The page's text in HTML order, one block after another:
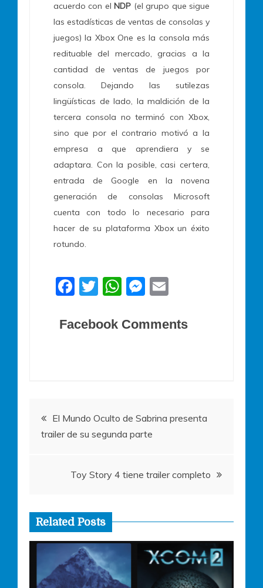
acuerdo con elNDP (el grupo que sigue
las estadísticas de ventas de consolas y
juegos) la Xbox One es la consola más
redituable del mercado, gracias a la
cantidad de ventas de juegos por
consola. Dejando las sutilezas
lingüísticas de lado, la maldición de la
tercera consola no terminó con Xbox,
sino que por el contrario motivó a la
empresa a que aprendiera y se
adaptara. Con la posible, casi certera,
entrada de Google en la novena
generación de consolas Microsoft
cuenta con todo lo necesario para
hacer de su plataforma Xbox un éxito
rotundo.
F
c
k
T
itt
W
at
M
ss ai
Facebook Comments
Navegación
entradas
El Mundo Oculto de Sabrina presenta
trailer de su segunda parte
Toy Story 4 tiene trailer completo
Related Posts